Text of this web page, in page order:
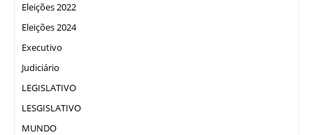
Eleições 2022
Eleições 2024
Executivo
Judiciário
LEGISLATIVO
LESGISLATIVO
MUNDO